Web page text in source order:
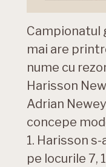
Campionatul
mai are
nume cu
Harisson
Adrian
concepe
1. Harisson
pe locurile 7,